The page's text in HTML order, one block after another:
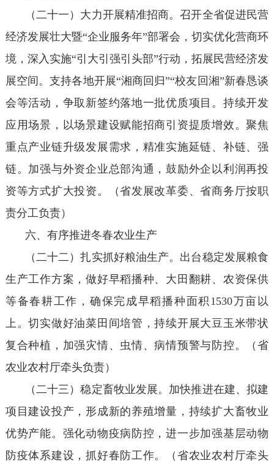
（二十一）大力开展精准招商。召开全省促进民营
经济发展壮大暨“企业服务年”部署会，切实优化营商环
境，深入实施“引大引强引头部”行动，拓展民营经济发
展空间。支持各地开展“湘商回归”“校友回湘”新春恳谈
会等活动，争取新签约落地一批优质项目。持续开发
应用场景，以场景建设赋能招商引资提质增效。聚焦
重点产业链升级发展需求，精准实施延链、补链、强
链。加强与外资企业总部沟通，鼓励外企以利润再投
资等方式扩大投资。（省发展改革委、省商务厅按职
责分工负责）
六、有序推进冬春农业生产
（二十二）扎实抓好粮油生产。出台稳定发展粮食
生产工作方案，做好早稻播种、大田翻耕、农资保供
等备春耕工作，确保完成早稻播种面积1530万亩以
上。切实做好油菜田间培管，持续开展大豆玉米带状
复合种植，加强灾情、虫情、病情预警与防控。（省
农业农村厅牵头负责）
（二十三）稳定畜牧业发展。加快推进在建、拟建
项目建设投产，形成新的养殖增量，持续扩大畜牧业
优势产能。强化动物疫病防控，进一步加强基层动物
防疫体系建设，抓好春防工作。（省农业农村厅牵头